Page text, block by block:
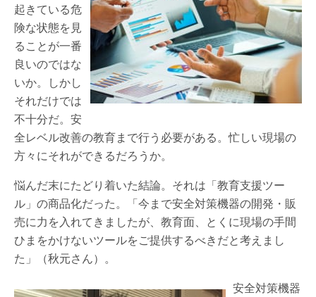
起きている危
険な状態を見
ることが一番
良いのではな
いか。しかし
それだけでは
不十分だ。安
全レベル改善の教育まで行う必要がある。忙しい現場の
方々にそれができるだろうか。
悩んだ末にたどり着いた結論。それは「教育支援ツー
ル」の商品化だった。「今まで安全対策機器の開発・販
売に力を入れてきましたが、教育面、とくに現場の手間
ひまをかけないツールをご提供するべきだと考えまし
た」（秋元さん）。
安全対策機器